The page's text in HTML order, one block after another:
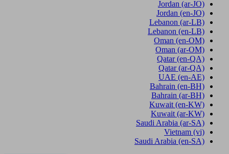
Jordan (ar-JO)
Jordan (en-JO)
Lebanon (ar-LB)
Lebanon (en-LB)
Oman (en-OM)
Oman (ar-OM)
Qatar (en-QA)
Qatar (ar-QA)
UAE (en-AE)
Bahrain (en-BH)
Bahrain (ar-BH)
Kuwait (en-KW)
Kuwait (ar-KW)
Saudi Arabia (ar-SA)
Vietnam (vi)
Saudi Arabia (en-SA)